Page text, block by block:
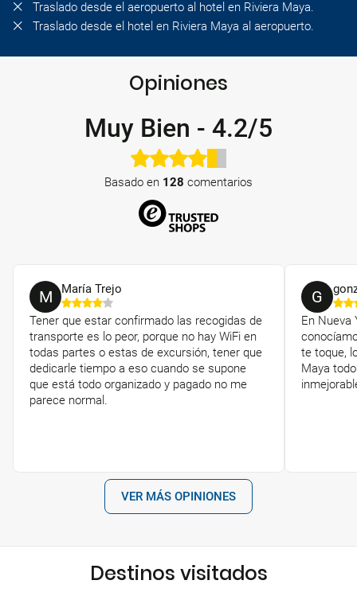
Traslado desde el aeropuerto al hotel en Riviera Maya.
Traslado desde el hotel en Riviera Maya al aeropuerto.
Opiniones
Muy Bien - 4.2/5
Basado en 128 comentarios
M María Trejo
Tener que estar confirmado las recogidas de
transporte es lo peor, porque no hay WiFi en
todas partes o estas de excursión, tener que
dedicarle tiempo a eso cuando se supone
que está todo organizado y pagado no me
parece normal.
G
En Nueva
te toque,
Maya
VER MÁS OPINIONES
Destinos visitados